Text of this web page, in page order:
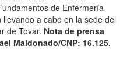
de Enfermería
a cabo en la sede del
de Tovar. Nota de prensa
Maldonado/CNP: 16.125.